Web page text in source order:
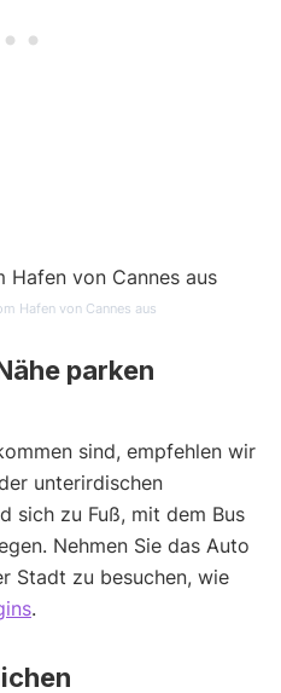
Hafen von Cannes aus
parken
sind, empfehlen wir
unterirdischen
sich zu Fuß, mit dem Bus
Nehmen Sie das Auto
Stadt zu besuchen, wie
.